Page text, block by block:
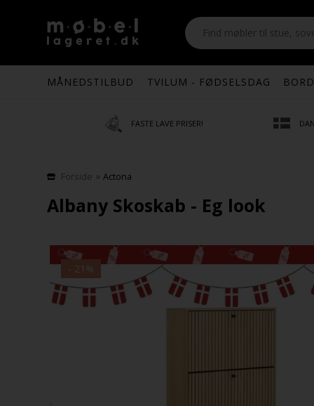
MÅNEDSTILBUD TVILUM - FØDSELSDAG
FASTE LAVE PRISER!
Forside »Actona
Albany Skoskab - Eg look
- 21%